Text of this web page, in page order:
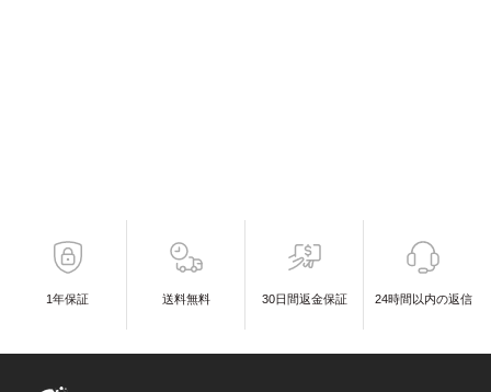
1年保証 送料無料 30日間返金保証 24時間以内の返信